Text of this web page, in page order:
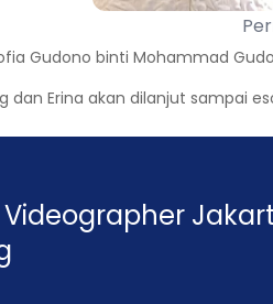
Gudono binti Mohammad
dan Erina akan dilanjut sampai